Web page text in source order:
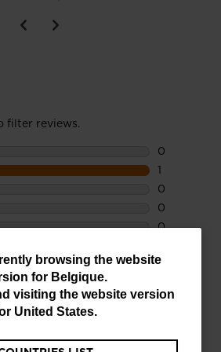
browsing the website
for Belgique.
visiting the website version
United States.